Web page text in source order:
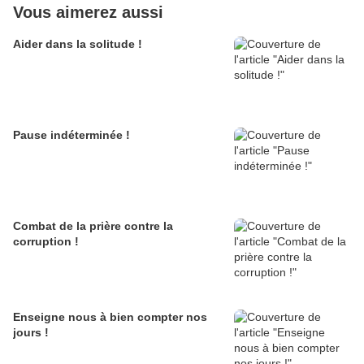
Vous aimerez aussi
Aider dans la solitude !
Pause indéterminée !
Combat de la prière contre la
corruption !
Enseigne nous à bien compter nos
jours !